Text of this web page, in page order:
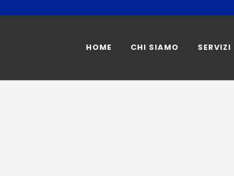
HOME CHI SIAMO SERVIZI